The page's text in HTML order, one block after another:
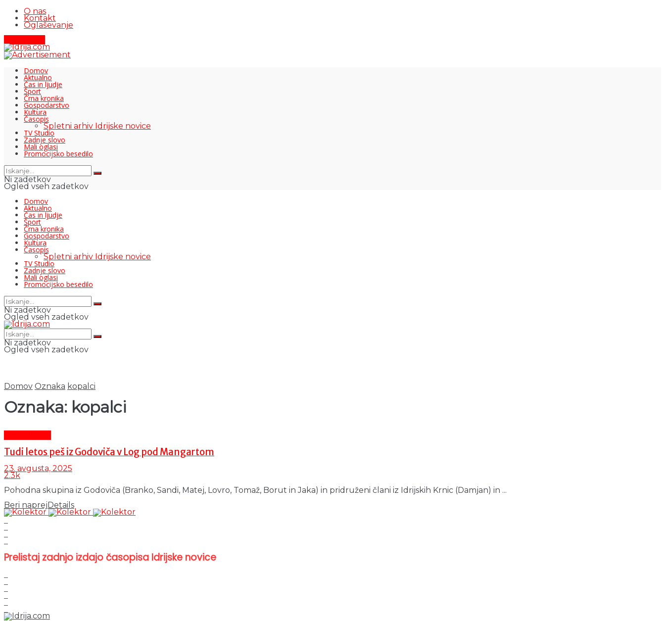
O nas
Kontakt
Oglaševanje
Domov
Aktualno
Čas in ljudje
Šport
Črna kronika
Gospodarstvo
Kultura
Časopis
Spletni arhiv Idrijske novice
TV Studio
Zadnje slovo
Mali oglasi
Promocijsko besedilo
Ni zadetkov
Ogled vseh zadetkov
Domov
Aktualno
Čas in ljudje
Šport
Črna kronika
Gospodarstvo
Kultura
Časopis
Spletni arhiv Idrijske novice
TV Studio
Zadnje slovo
Mali oglasi
Promocijsko besedilo
Ni zadetkov
Ogled vseh zadetkov
Ni zadetkov
Ogled vseh zadetkov
Domov Oznaka kopalci
Oznaka: kopalci
Tudi letos peš iz Godoviča v Log pod Mangartom
23. avgusta, 2025
2.3k
Pohodna skupina iz Godoviča (Branko, Sandi, Matej, Lovro, Tomaž, Borut in Jaka) in pridruženi člani iz Idrijskih Krnic (Damjan) in ...
Beri naprej Details
Prelistaj zadnjo izdajo časopisa Idrijske novice